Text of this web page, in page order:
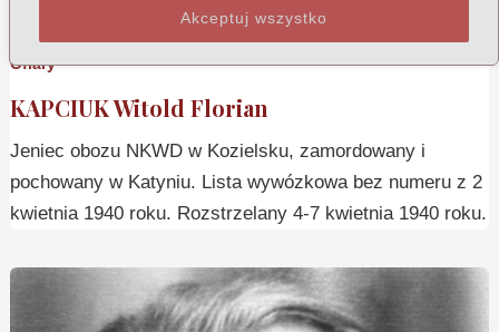
Akceptuj wszystko
Ofiary
KAPCIUK Witold Florian
Jeniec obozu NKWD w Kozielsku, zamordowany i
pochowany w Katyniu. Lista wywózkowa bez numeru z 2
kwietnia 1940 roku. Rozstrzelany 4-7 kwietnia 1940 roku.